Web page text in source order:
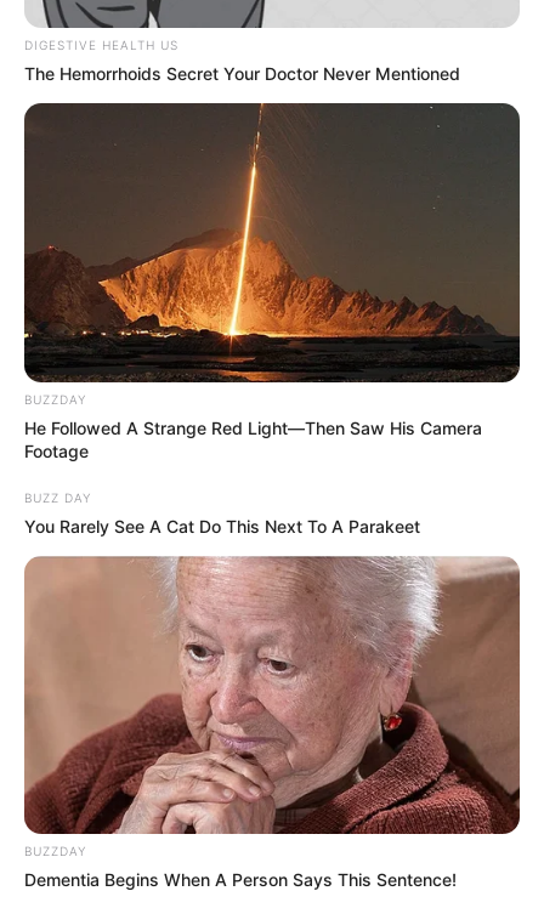
DIGESTIVE HEALTH US
The Hemorrhoids Secret Your Doctor Never Mentioned
BUZZDAY
He Followed A Strange Red Light—Then Saw His Camera
Footage
BUZZ DAY
You Rarely See A Cat Do This Next To A Parakeet
BUZZDAY
Dementia Begins When A Person Says This Sentence!